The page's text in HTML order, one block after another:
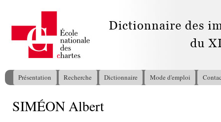
Menu principal
Présentation Recherche Dictionnaire Mode d'emploi
Vous êtes ici
SIMÉON Albert